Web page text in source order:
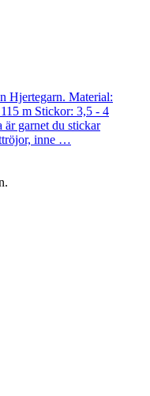
Hjertegarn. Material:
m Stickor: 3,5 - 4
är garnet du stickar
inne …